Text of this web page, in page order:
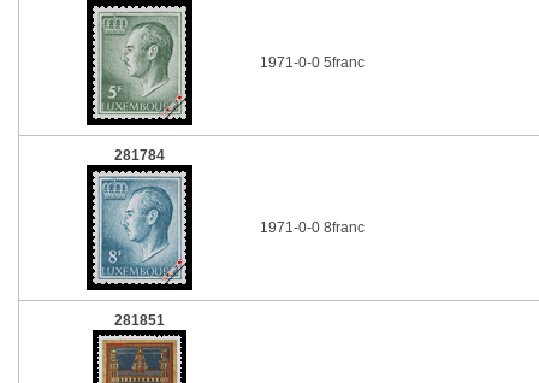
1971-0-0 5franc
281784
1971-0-0 8franc
281851